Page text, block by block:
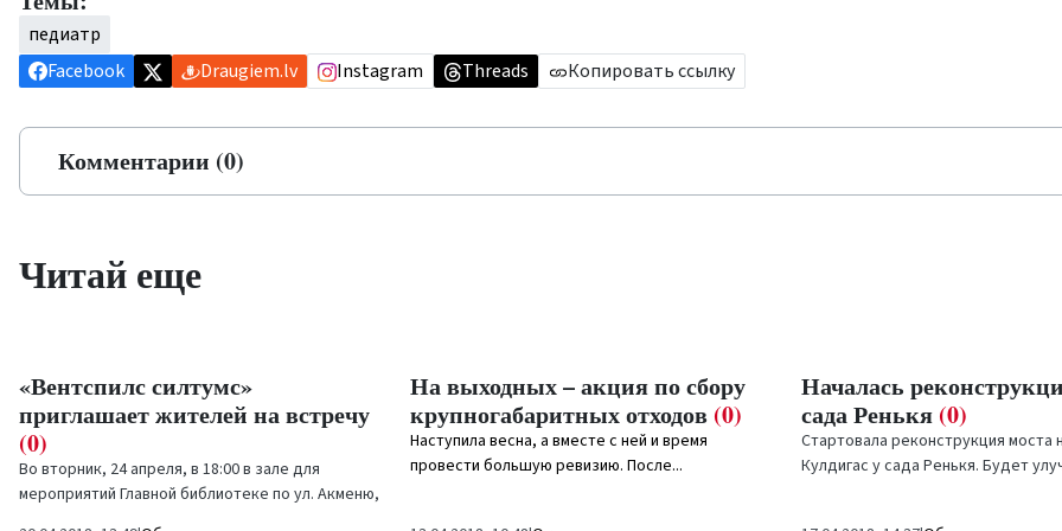
педиатр
Facebook
Draugiem.lv Instagram Threads Копировать ссылку
Комментарии (0)
Читай еще
«Вентспилс силтумс»
приглашает жителей на встречу
(0)
Во вторник, 24 апреля, в 18:00 в зале для
мероприятий Главной библиотеке по ул. Акменю,
На выходных – акция по сбору
крупногабаритных отходов (0)
Наступила весна, а вместе с ней и время
провести большую ревизию. После...
Началась
сада Ренькя (0)
Стартовала реконструкция моста
Кулдигас у сада Ренькя. Будет